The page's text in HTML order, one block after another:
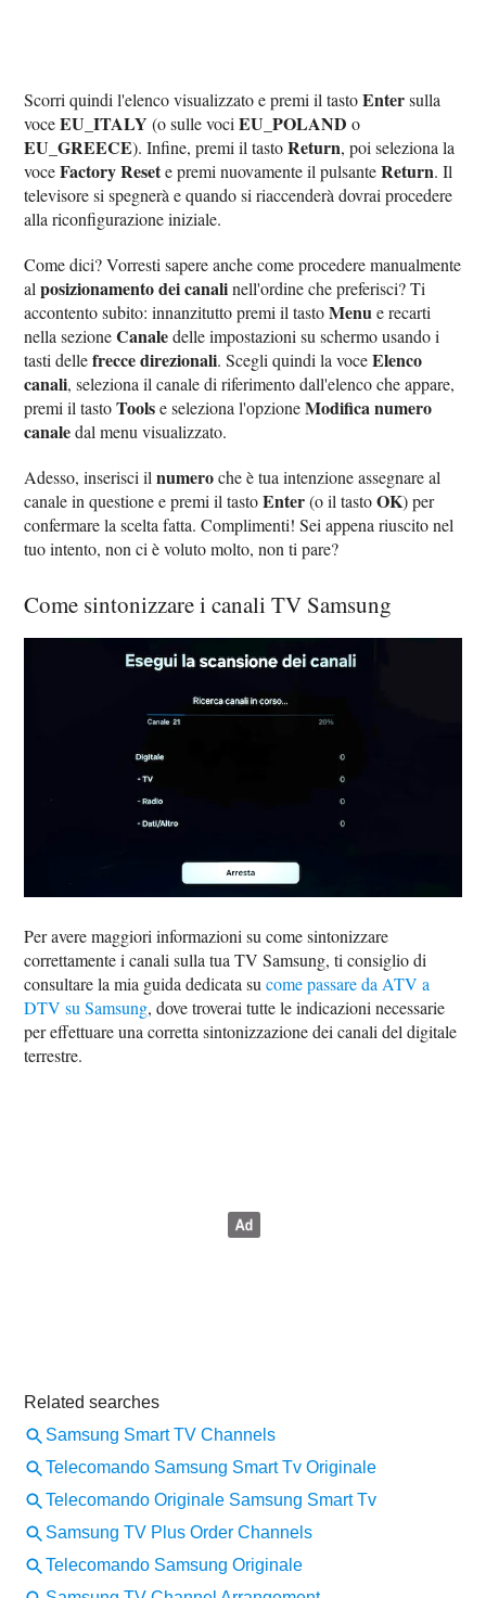
Scorri quindi l'elenco visualizzato e premi il tastoEntersulla
voceEU_ITALY (o sulle vociEU_POLAND o
EU_GREECE). Infine, premi il tastoReturn, poi seleziona la
voceFactory Resete premi nuovamente il pulsanteReturn. Il
televisore si spegnerà e quando si riaccenderà dovrai procedere
alla riconfigurazione iniziale.
Come dici? Vorresti sapere anche come procedere manualmente
alposizionamento dei canalinell'ordine che preferisci? Ti
accontento subito: innanzitutto premi il tastoMenue recarti
nella sezioneCanaledelle impostazioni su schermo usando i
tasti dellefrecce direzionali. Scegli quindi la voceElenco
canali, seleziona il canale di riferimento dall'elenco che appare,
premi il tastoToolse seleziona l'opzioneModifica numero
canaledal menu visualizzato.
Adesso, inserisci ilnumeroche è tua intenzione assegnare al
canale in questione e premi il tastoEnter(o il tastoOK) per
confermare la scelta fatta. Complimenti! Sei appena riuscito nel
tuo intento, non ci è voluto molto, non ti pare?
Come sintonizzare i canali TV Samsung
Per avere maggiori informazioni su come sintonizzare
correttamente i canali sulla tua TV Samsung, ti consiglio di
consultare la mia guida dedicata sucome passare da ATV a
DTV su Samsung, dove troverai tutte le indicazioni necessarie
per effettuare una corretta sintonizzazione dei canali del digitale
terrestre.